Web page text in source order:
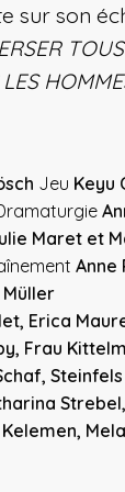
sur son
Jeu Keyu
Maret et
Anne
Erica
Frau
Strebel,